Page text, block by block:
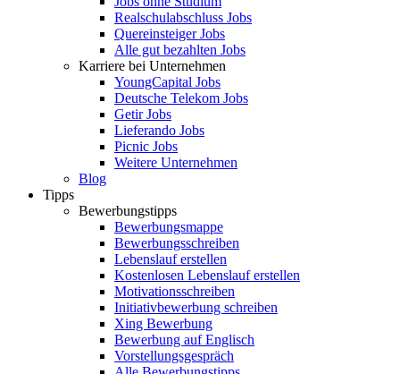
Realschulabschluss Jobs
Quereinsteiger Jobs
Alle gut bezahlten Jobs
Karriere bei Unternehmen
YoungCapital Jobs
Deutsche Telekom Jobs
Getir Jobs
Lieferando Jobs
Picnic Jobs
Weitere Unternehmen
Blog
Tipps
Bewerbungstipps
Bewerbungsmappe
Bewerbungsschreiben
Lebenslauf erstellen
Kostenlosen Lebenslauf erstellen
Motivationsschreiben
Initiativbewerbung schreiben
Xing Bewerbung
Bewerbung auf Englisch
Vorstellungsgespräch